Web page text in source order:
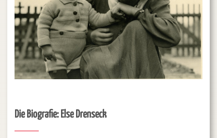
Die Biografie: Else Drenseck